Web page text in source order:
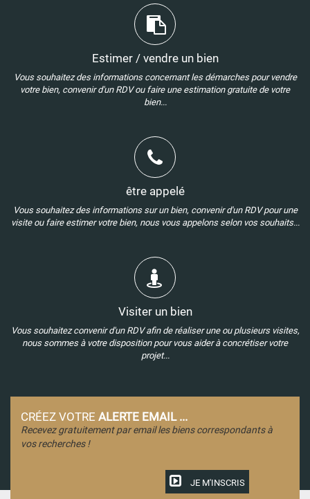
Estimer / vendre un bien
Vous souhaitez des informations concernant les démarches pour vendre
votre bien, convenir d'un RDV ou faire une estimation gratuite de votre
bien...
être appelé
Vous souhaitez des informations sur un bien, convenir d'un RDV pour une
visite ou faire estimer votre bien, nous vous appelons selon vos souhaits...
Visiter un bien
Vous souhaitez convenir d'un RDV afin de réaliser une ou plusieurs visites,
nous sommes à votre disposition pour vous aider à concrétiser votre
projet...
CRÉEZ VOTRE ALERTE EMAIL ...
Recevez gratuitement par email les biens correspondants à
vos recherches !
JE M'INSCRIS